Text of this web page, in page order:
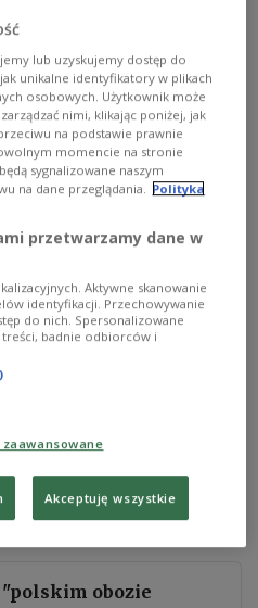
w tej sprawie
Berlinie.
napisali, że ich
Polaków, którzy byli
obozie
lub uzyskujemy dostęp do
unikalne identyfikatory w plikach
osobowych. Użytkownik może
nimi, klikając poniżej, jak
na podstawie prawnie
momencie na stronie
sygnalizowane naszym
na dane przeglądania. Polityka
przetwarzamy dane w
Aktywne skanowanie
identyfikacji. Przechowywanie
do nich. Spersonalizowane
badnie odbiorców i
Akceptuję wszystkie